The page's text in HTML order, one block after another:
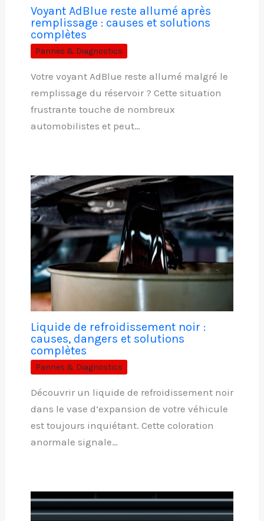
Voyant AdBlue reste allumé après
remplissage : causes et solutions
complètes
Pannes & Diagnostics
Votre voyant AdBlue reste allumé malgré le
remplissage du réservoir ? Cette situation
frustrante touche de nombreux
automobilistes et peut…
Liquide de refroidissement noir :
causes, dangers et solutions
complètes
Pannes & Diagnostics
Découvrir un liquide de refroidissement noir
dans le vase d’expansion de votre véhicule
est toujours inquiétant. Cette coloration
anormale signale…